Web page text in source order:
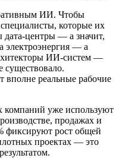
ИИ. Чтобы
которые их
центры — а значит,
электроэнергия — а
ИИ-систем —
существовало.
вполне реальные рабочие
компаний уже используют
продажах и
фиксируют рост общей
проектах — это